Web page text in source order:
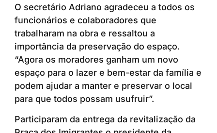
O secretário Adriano agradeceu a todos os
funcionários e colaboradores que
trabalharam na obra e ressaltou a
importância da preservação do espaço.
“Agora os moradores ganham um novo
espaço para o lazer e bem-estar da família e
podem ajudar a manter e preservar o local
para que todos possam usufruir”.
Participaram da entrega da revitalização da